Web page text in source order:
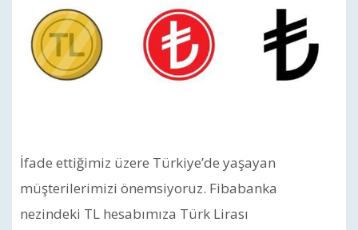
İfade ettiğimiz üzere Türkiye’de yaşayan
müşterilerimizi önemsiyoruz. Fibabanka
nezindeki TL hesabımıza Türk Lirası